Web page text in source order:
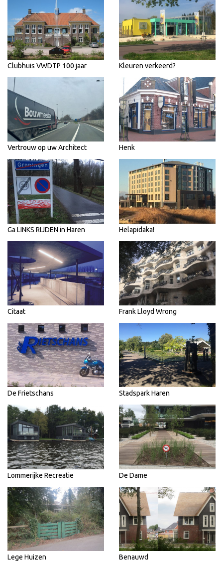
Clubhuis VWDTP 100 jaar Kleuren verkeerd?
Vertrouw op uw Architect Henk
Ga LINKS RIJDEN in Haren Helapidaka!
Citaat Frank Lloyd Wrong
De Frietschans Stadspark Haren
Lommerijke Recreatie De Dame
Lege Huizen Benauwd